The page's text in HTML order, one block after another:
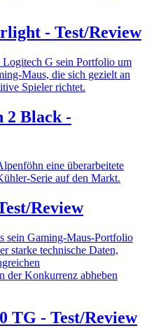
- Test/Review
G sein Portfolio um
Maus, die sich gezielt an
Spieler richtet.
2 Black -
eine überarbeitete
Serie auf den Markt.
Review
sein Gaming-Maus-Portfolio
starke technische Daten,
der Konkurrenz abheben
TG - Test/Review